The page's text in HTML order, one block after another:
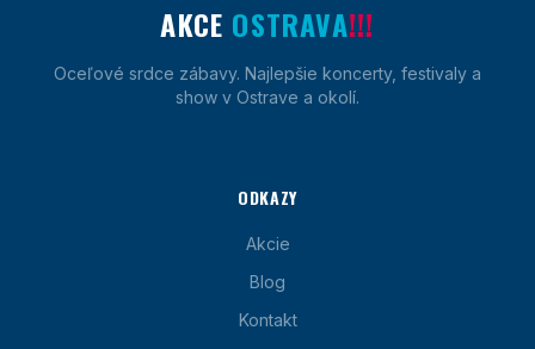
AKCE OSTRAVA!!!
Oceľové srdce zábavy. Najlepšie koncerty, festivaly a
show v Ostrave a okolí.
ODKAZY
Akcie
Blog
Kontakt